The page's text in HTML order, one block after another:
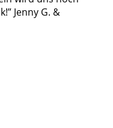
Jenny G. &